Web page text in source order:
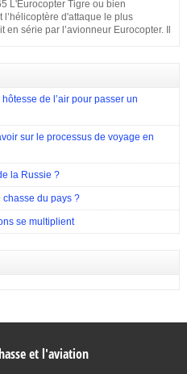
léger d’observation qui serait
rôles, de nombreuses compagnies
le projet. Parmi elles, il y a eu
L'Eurocopter Tigre ou bien
l’hélicoptère d'attaque le plus
en série par l’avionneur Eurocopter. Il
forces de terres de l’Allemagne, la
à proximité immédiate des
lors de la guerre en Afghanistan.
de l’air pour passer un
sur le processus de voyage en
la Russie ?
chasse du pays ?
se multiplient
et l'aviation